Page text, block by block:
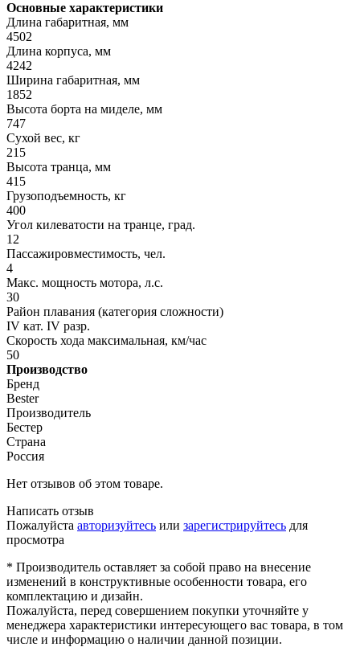
Основные характеристики
Длина габаритная, мм
4502
Длина корпуса, мм
4242
Ширина габаритная, мм
1852
Высота борта на миделе, мм
747
Сухой вес, кг
215
Высота транца, мм
415
Грузоподъемность, кг
400
Угол килеватости на транце, град.
12
Пассажировместимость, чел.
4
Макс. мощность мотора, л.с.
30
Район плавания (категория сложности)
IV кат. IV разр.
Скорость хода максимальная, км/час
50
Производство
Бренд
Bester
Производитель
Бестер
Страна
Россия
Нет отзывов об этом товаре.
Написать отзыв
Пожалуйста авторизуйтесь или зарегистрируйтесь для
просмотра
* Производитель оставляет за собой право на внесение
изменений в конструктивные особенности товара, его
комплектацию и дизайн.
Пожалуйста, перед совершением покупки уточняйте у
менеджера характеристики интересующего вас товара, в том
числе и информацию о наличии данной позиции.